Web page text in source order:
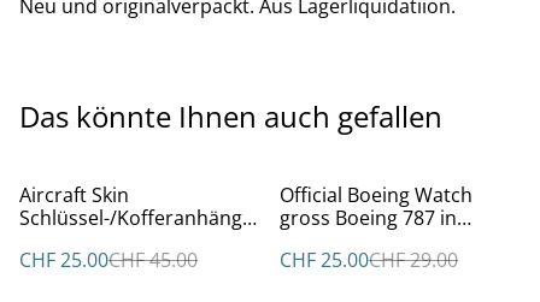
Neu und originalverpackt. Aus Lagerliquidatiion.
Das könnte Ihnen auch gefallen
%
Aircraft Skin
Schlüssel-/Kofferanhänge
CHF 25.00CHF 45.00
%
Official Boeing Watch
gross Boeing 787 in
CHF 25.00CHF 29.00